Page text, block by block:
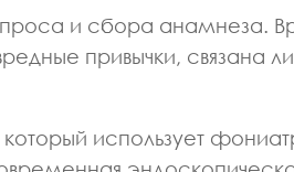
и сбора анамнеза.
привычки, связана
использует